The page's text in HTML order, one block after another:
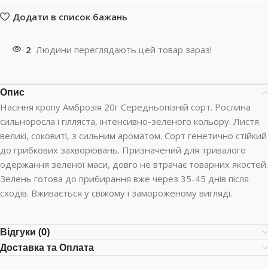
Додати в список бажань
2 Людини переглядають цей товар зараз!
Опис
Насіння кропу Амброзія 20г Середньопізній сорт. Рослина
сильноросла і гілляста, інтенсивно-зеленого кольору. Листя
великі, соковиті, з сильним ароматом. Сорт генетично стійкий
до грибкових захворювань. Призначений для тривалого
одержання зеленої маси, довго не втрачає товарних якостей.
Зелень готова до прибирання вже через 35-45 днів після
сходів. Вживається у свіжому і замороженому вигляді.
Відгуки (0)
Доставка та Оплата